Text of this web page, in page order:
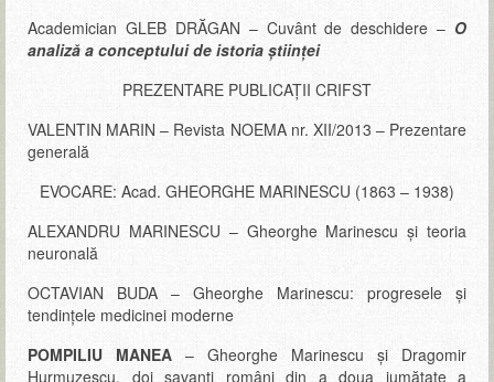
Academician GLEB DRĂGAN – Cuvânt de deschidere – O
analiză a conceptului de istoria științei
PREZENTARE PUBLICAŢII CRIFST
VALENTIN MARIN – Revista NOEMA nr. XII/2013 – Prezentare
generală
EVOCARE: Acad. GHEORGHE MARINESCU (1863 – 1938)
ALEXANDRU MARINESCU – Gheorghe Marinescu și teoria
neuronală
OCTAVIAN BUDA – Gheorghe Marinescu: progresele şi
tendinţele medicinei moderne
POMPILIU MANEA – Gheorghe Marinescu și Dragomir
Hurmuzescu, doi savanți români din a doua jumătate a